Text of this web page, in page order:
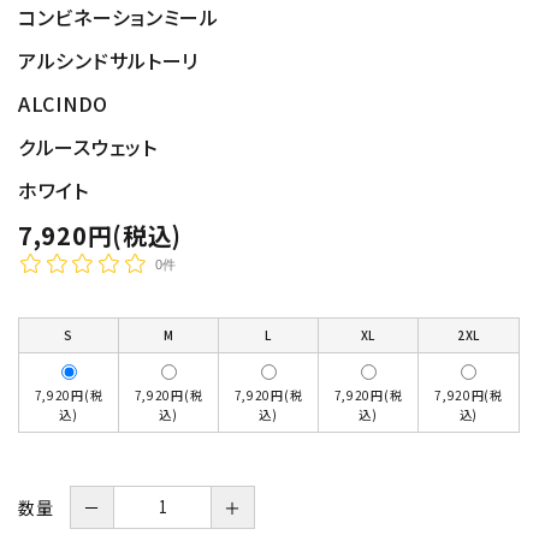
コンビネーションミール
アルシンドサルトーリ
ALCINDO
クルースウェット
ホワイト
7,920円(税込)
0件
S M L XL 2XL
7,920円(税
込)
7,920円(税
込)
7,920円(税
込)
7,920円(税
込)
7,920円(税
込)
数量 － ＋